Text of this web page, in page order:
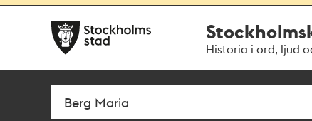
navigationen
huvudinnehållet
Historia i ord, ljud
Sök